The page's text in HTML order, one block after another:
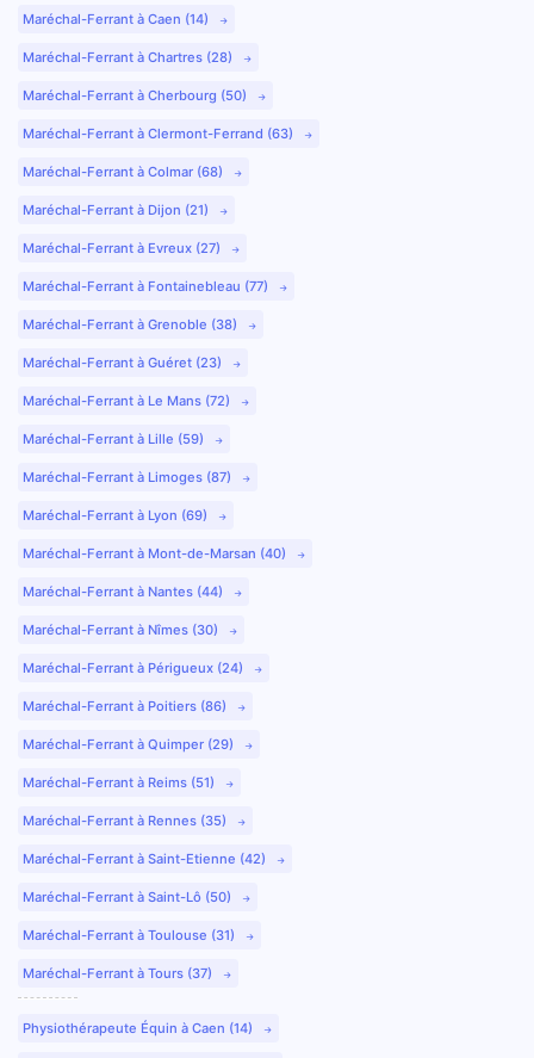
Maréchal-Ferrant à Caen (14)
Maréchal-Ferrant à Chartres (28)
Maréchal-Ferrant à Cherbourg (50)
Maréchal-Ferrant à Clermont-Ferrand (63)
Maréchal-Ferrant à Colmar (68)
Maréchal-Ferrant à Dijon (21)
Maréchal-Ferrant à Evreux (27)
Maréchal-Ferrant à Fontainebleau (77)
Maréchal-Ferrant à Grenoble (38)
Maréchal-Ferrant à Guéret (23)
Maréchal-Ferrant à Le Mans (72)
Maréchal-Ferrant à Lille (59)
Maréchal-Ferrant à Limoges (87)
Maréchal-Ferrant à Lyon (69)
Maréchal-Ferrant à Mont-de-Marsan (40)
Maréchal-Ferrant à Nantes (44)
Maréchal-Ferrant à Nîmes (30)
Maréchal-Ferrant à Périgueux (24)
Maréchal-Ferrant à Poitiers (86)
Maréchal-Ferrant à Quimper (29)
Maréchal-Ferrant à Reims (51)
Maréchal-Ferrant à Rennes (35)
Maréchal-Ferrant à Saint-Etienne (42)
Maréchal-Ferrant à Saint-Lô (50)
Maréchal-Ferrant à Toulouse (31)
Maréchal-Ferrant à Tours (37)
Physiothérapeute Équin à Caen (14)